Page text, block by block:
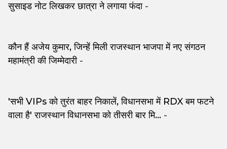
सुसाइड नोट लिखकर छात्रा ने लगाया फंदा-
कौन हैं अजेय कुमार, जिन्हें मिली राजस्थान भाजपा में नए संगठन
महामंत्री की जिम्मेदारी-
'सभी VIPs को तुरंत बाहर निकालें, विधानसभा में RDX बम फटने
वाला है' राजस्थान विधानसभा को तीसरी बार मि... -